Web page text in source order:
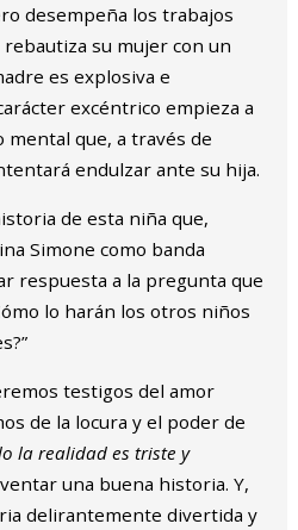
desempeña los trabajos
rebautiza su mujer con un
es explosiva e
excéntrico empieza a
que, a través de
endulzar ante su hija.
de esta niña que,
Simone como banda
respuesta a la pregunta que
lo harán los otros niños
testigos del amor
de la locura y el poder de
la realidad es triste y
una buena historia. Y,
delirantemente divertida y